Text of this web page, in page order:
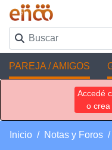
PAREJA / AMIGOS
Accedé
o crea
Inicio Notas y Foros